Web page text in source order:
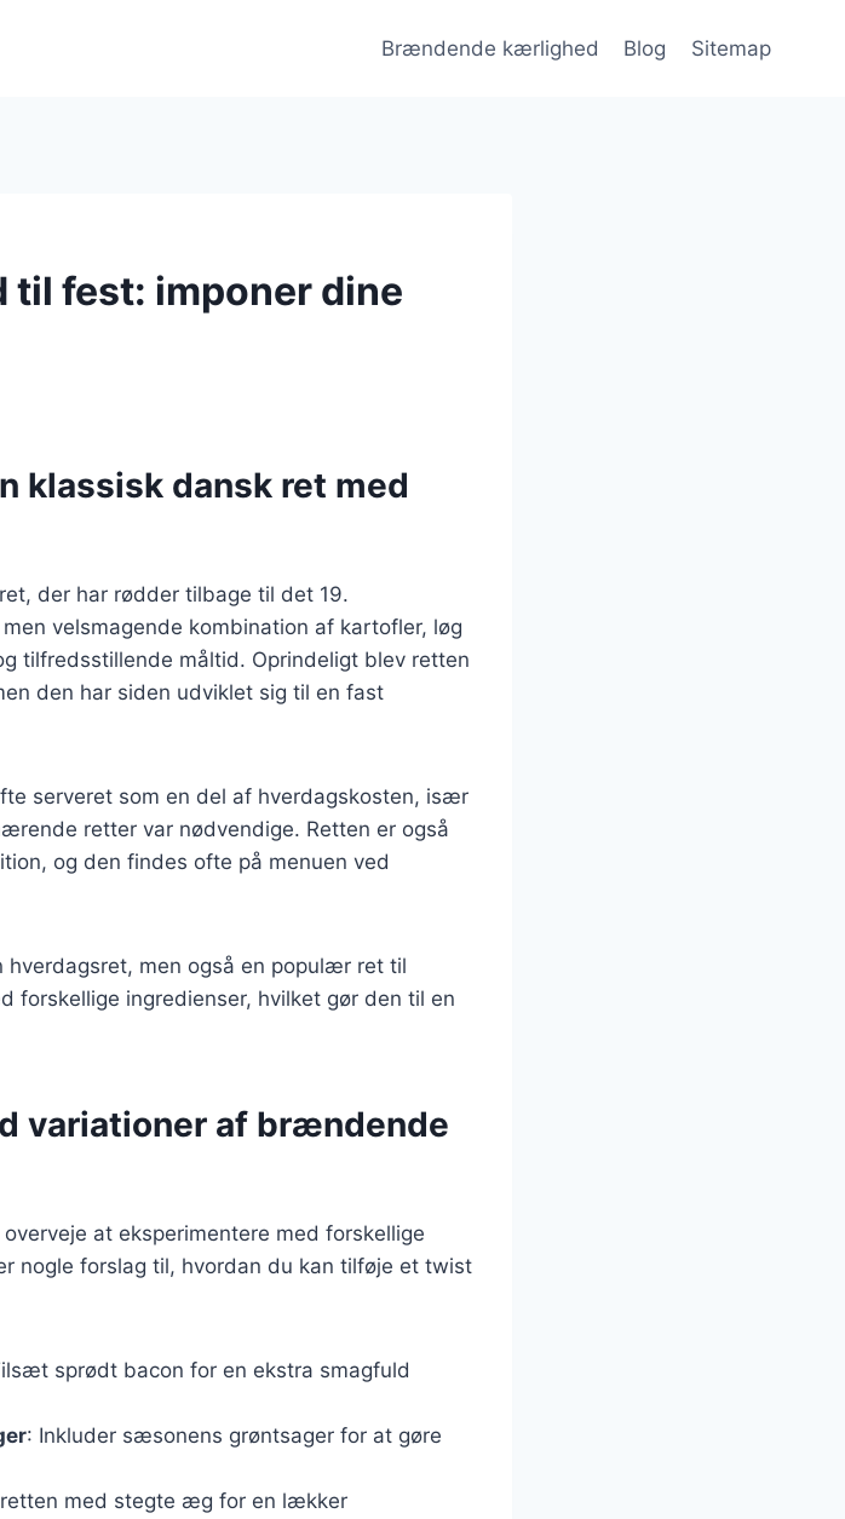
Brændende kærlighed Blog Sitemap
fest: imponer dine
klassisk dansk ret med
der har rødder tilbage til det 19.
velsmagende kombination af kartofler, løg
tilfredsstillende måltid. Oprindeligt blev retten
den har siden udviklet sig til en fast
serveret som en del af hverdagskosten, især
retter var nødvendige. Retten er også
og den findes ofte på menuen ved
men også en populær ret til
forskellige ingredienser, hvilket gør den til en
variationer af brændende
at eksperimentere med forskellige
nogle forslag til, hvordan du kan tilføje et twist
sprødt bacon for en ekstra smagfuld
: Inkluder sæsonens grøntsager for at gøre
retten med stegte æg for en lækker